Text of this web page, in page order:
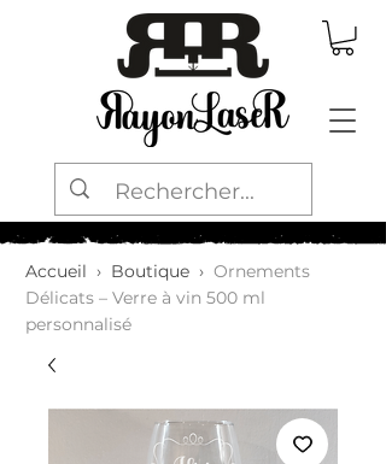
Accueil › Boutique › Ornements
Délicats – Verre à vin 500 ml
personnalisé